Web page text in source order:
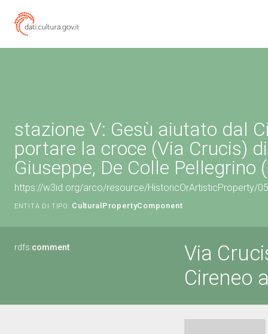
stazione V: Gesù aiutato dal
portare la croce (Via Crucis)
Giuseppe, De Colle Pellegrino
https://w3id.org/arco/resource/HistoricOrArtisticProperty/
ENTITÀ DI TIPO: CulturalPropertyComponent
rdfs:comment
Via
Cireneo